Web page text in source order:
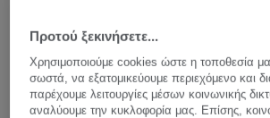
Slip resistant
Hygienic and easy to clean
Watertight surfaces with limited
Προτού ξεκινήσετε...
Χρησιμοποιούμε cookies ώστε η τοποθεσία
σωστά, να εξατομικεύουμε περιεχόμενο και
παρέχουμε λειτουργίες μέσων κοινωνικής
αναλύουμε την κυκλοφορία μας. Επίσης,